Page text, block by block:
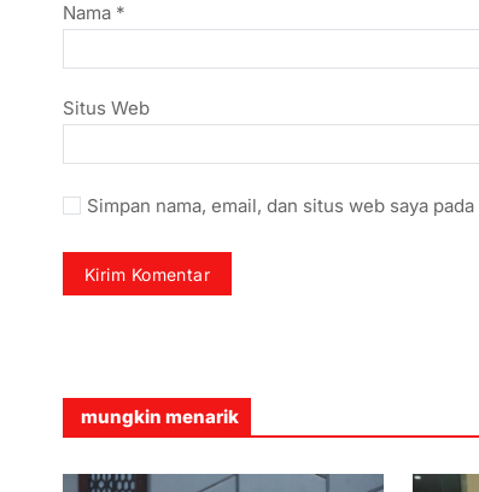
Nama *
Situs Web
Simpan nama, email, dan situs web saya
mungkin menarik